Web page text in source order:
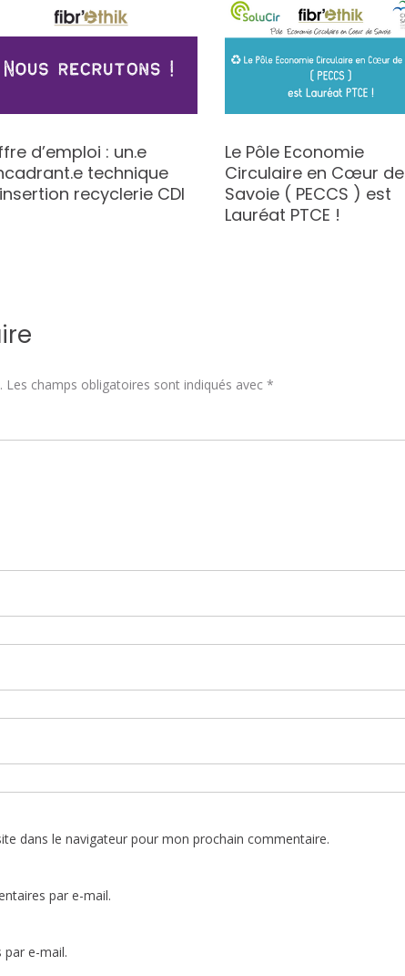
d’emploi : un.e
technique
recyclerie CDI
Le Pôle Economie
Circulaire en Cœur de
Savoie ( PECCS ) est
Lauréat PTCE !
Les champs obligatoires sont indiqués avec *
dans le navigateur pour mon prochain commentaire.
par e-mail.
par e-mail.